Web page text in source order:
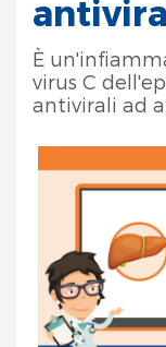
È
virus C
antivirali ad